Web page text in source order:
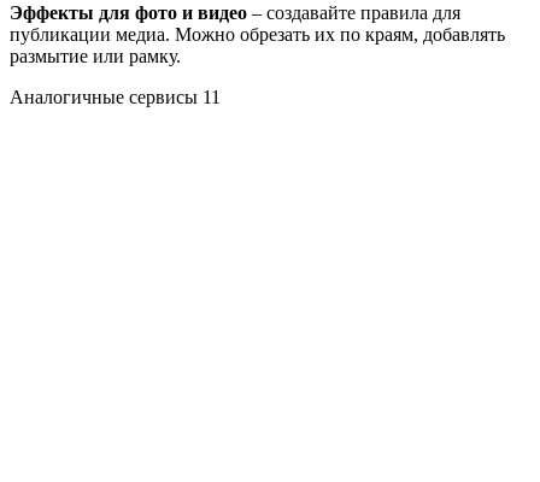
Эффекты для фото и видео – создавайте правила для
публикации медиа. Можно обрезать их по краям, добавлять
размытие или рамку.
Аналогичные сервисы 11